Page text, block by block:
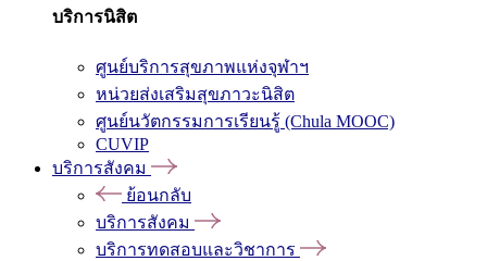
บริการนิสิต
ศูนย์บริการสุขภาพแห่งจุฬาฯ
หน่วยส่งเสริมสุขภาวะนิสิต
ศูนย์นวัตกรรมการเรียนรู้ (Chula MOOC)
CUVIP
บริการสังคม
ย้อนกลับ
บริการสังคม
บริการทดสอบและวิชาการ